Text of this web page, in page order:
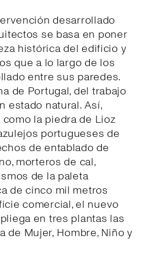
desarrollado
se basa en poner
histórica del edificio y
que a lo largo de los
entre sus paredes.
de Portugal, del trabajo
estado natural. Así,
la piedra de Lioz
portugueses de
de entablado de
morteros de cal,
de la paleta
de cinco mil metros
comercial, el nuevo
en tres plantas las
de Mujer, Hombre, Niño y